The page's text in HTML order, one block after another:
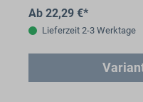
Ab 22,29 €*
Lieferzeit 2-3 Werktage